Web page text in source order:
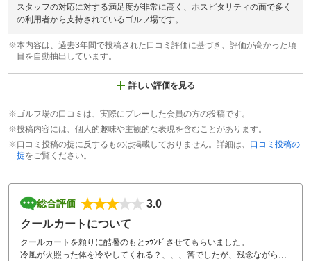
スタッフの対応に対する満足度が非常に高く、ホスピタリティの面で多く
の利用者から支持されているゴルフ場です。
※本内容は、過去3年間で投稿された口コミ評価に基づき、評価が高かった項
目を自動抽出しています。
詳しい評価を見る
※ゴルフ場の口コミは、実際にプレーした会員の方の投稿です。
※投稿内容には、個人的趣味や主観的な表現を含むことがあります。
※口コミ投稿の掟に反するものは掲載しておりません。詳細は、 口コミ投稿の
掟をご覧ください。
総合評価
3.0
クールカートについて
クールカートを頼りに酷暑のもとﾗｳﾝﾄﾞさせてもらいました。
冷風が火照った体を冷やしてくれる？、、、筈でしたが、残念ながら効